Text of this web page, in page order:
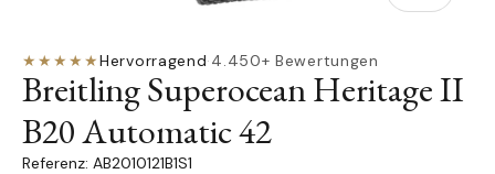
★★★★★Hervorragend·4.450+ Bewertungen
Breitling Superocean Heritage II
B20 Automatic 42
AB2010121B1S1